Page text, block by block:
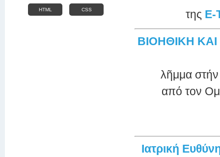
HTML CSS της E-
ΒΙΟΗΘΙΚΗ
λῆμμα
από τον
Ιατρική